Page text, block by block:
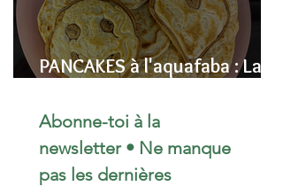
PANCAKES à l'aquafaba : La
Moelleuse (Sans Œufs)
Abonne-toi à la
newsletter • Ne manque
pas les dernières